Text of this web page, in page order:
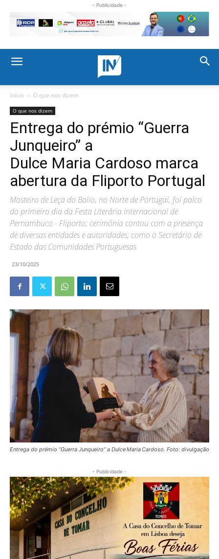
- Publicidade -
Início O que nos dizem
O que nos dizem
Entrega do prémio “Guerra
Junqueiro” a
Dulce Maria Cardoso marca
abertura da Fliporto Portugal
Mosteiro de Leça do Balio, no Norte de Portugal, foi palco
do primeiro dia da Festa Literária Internacional de
Pernambuco - Fliporto; cerimónia contou com a presença
de diversas entidades e autoridades, como o Secretário de
Estado das Comunidades Portuguesas
23/10/2025
Entrega do prémio “Guerra Junqueiro” a Dulce Maria Cardoso. Foto: divulgação
- Publicidade -